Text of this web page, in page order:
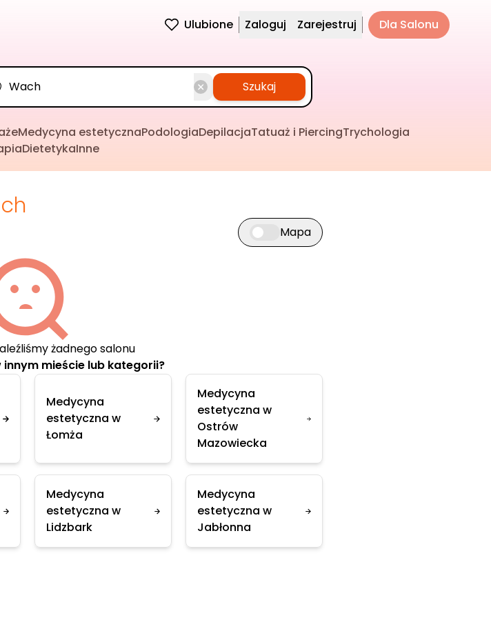
Ulubione Zaloguj Zarejestruj Dla Salonu
Szukaj
Medycyna estetycznaPodologiaDepilacjaTatuaż i PiercingTrychologia
DietetykaInne
Przełącz widok mapy
Mapa
żadnego salonu
innym mieście lub kategorii?
Medycyna
estetyczna w
Łomża
Medycyna
estetyczna w
Ostrów
Mazowiecka
Medycyna
estetyczna w
Lidzbark
Medycyna
estetyczna w
Jabłonna